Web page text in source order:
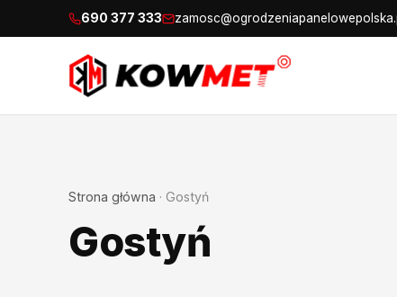
690 377 333
Strona główna · Gostyń
Gostyń